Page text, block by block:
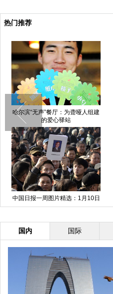
热门推荐
哈尔滨“无声”餐厅：为聋哑人组建
的爱心驿站
中国日报一周图片精选：1月10日
—16日
国内 国际